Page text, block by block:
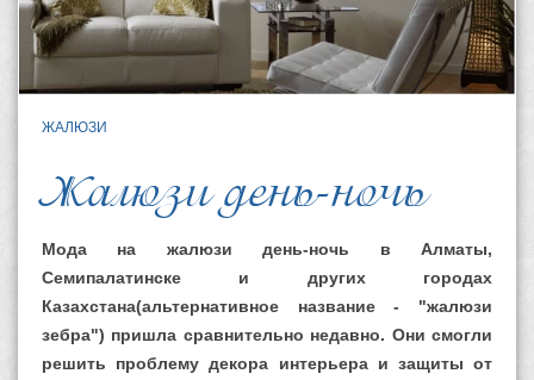
ЖАЛЮЗИ
Жалюзи день-ночь
Мода на жалюзи день-ночь в Алматы,
Семипалатинске и других городах
Казахстана(альтернативное название - "жалюзи
зебра") пришла сравнительно недавно. Они смогли
решить проблему декора интерьера и защиты от